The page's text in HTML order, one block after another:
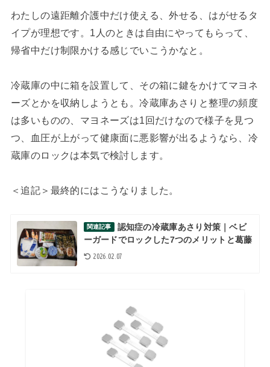
わたしの遠距離介護中だけ使える、外せる、はがせるタ
イプが理想です。1人のときは自由にやってもらって、
帰省中だけ制限かける感じでいこうかなと。
冷蔵庫の中に箱を設置して、その箱に鍵をかけてマヨネ
ーズとかを収納しようとも。冷蔵庫あさりと整理の頻度
は多いものの、マヨネーズは1回だけなので様子を見つ
つ、血圧が上がって健康面に悪影響が出るようなら、冷
蔵庫のロックは本気で検討します。
＜追記＞最終的にはこうなりました。
関連記事
認知症の冷蔵庫あさり対策｜ベビ
ーガードでロックした7つのメリットと葛藤
2026.02.07